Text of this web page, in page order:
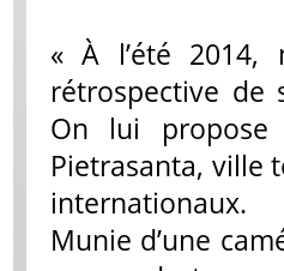
« À l’été 2014,
rétrospective de
On lui
Pietrasanta, ville
internationaux.
Munie d’une